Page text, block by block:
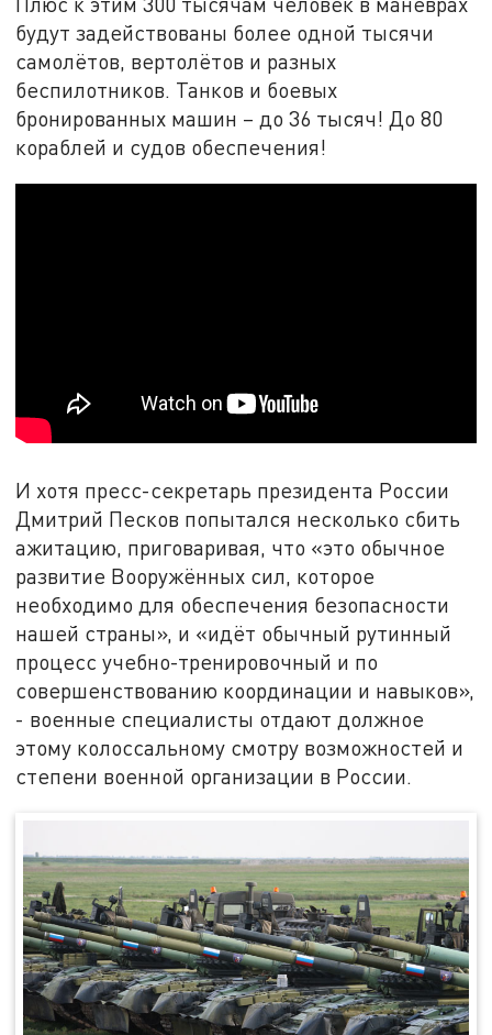
будут задействованы более одной тысячи
самолётов, вертолётов и разных
беспилотников. Танков и боевых
бронированных машин – до 36 тысяч! До 80
кораблей и судов обеспечения!
И хотя пресс-секретарь президента России
Дмитрий Песков попытался несколько сбить
ажитацию, приговаривая, что «это обычное
развитие Вооружённых сил, которое
необходимо для обеспечения безопасности
нашей страны», и «идёт обычный рутинный
процесс учебно-тренировочный и по
совершенствованию координации и навыков»,
- военные специалисты отдают должное
этому колоссальному смотру возможностей и
степени военной организации в России.